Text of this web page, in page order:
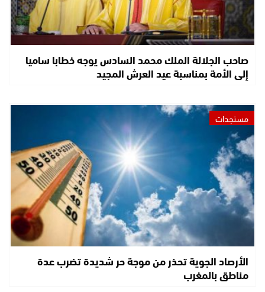
صاحب الجلالة الملك محمد السادس يوجه خطابا ساميا
إلى الأمة بمناسبة عيد العرش المجيد
مستجدات
الأرصاد الجوية تحذر من موجة حر شديدة تضرب عدة
مناطق بالمغرب